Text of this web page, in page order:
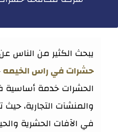
يبحث الكثير من الناس
حشرات في راس الخيمه
الحشرات خدمة أساسية
والمنشآت التجارية،
في الآفات الحشرية